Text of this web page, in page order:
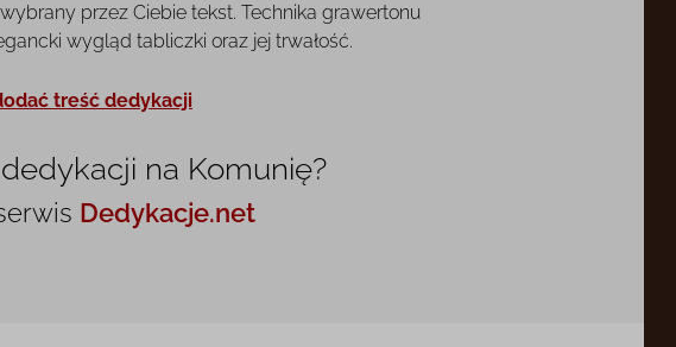
przez Ciebie tekst. Technika grawertonu
wygląd tabliczki oraz jej trwałość.
treść dedykacji
na Komunię?
Dedykacje.net